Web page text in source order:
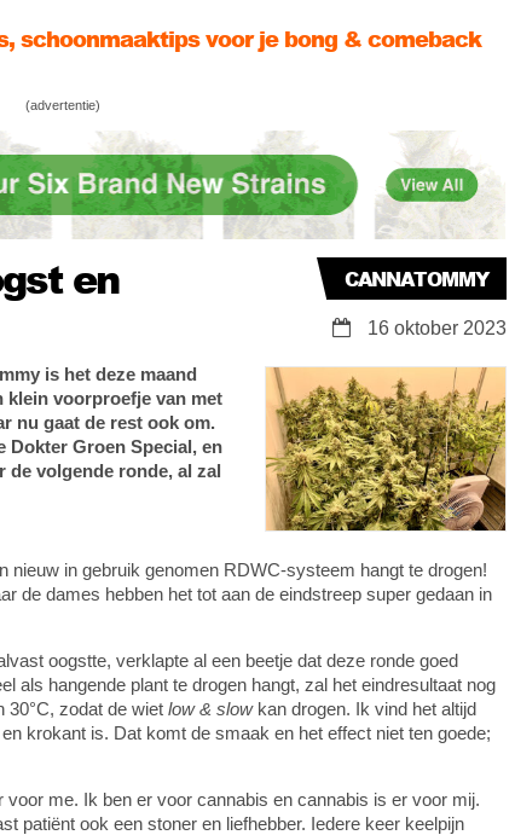
RDWC bloei- en bubbleverslag
een oogst & killer-lieveheersbeestjes
(advertentie)
en CANNATOMMY
16 oktober 2023
is het deze maand
klein voorproefje van met
nu gaat de rest ook om.
Dokter Groen Special, en
de volgende ronde, al zal
nieuw in gebruik genomen RDWC-systeem hangt te drogen!
de dames hebben het tot aan de eindstreep super gedaan in
oogstte, verklapte al een beetje dat deze ronde goed
als hangende plant te drogen hangt, zal het eindresultaat nog
30°C, zodat de wiet low & slowkan drogen. Ik vind het altijd
krokant is. Dat komt de smaak en het effect niet ten goede;
me. Ik ben er voor cannabis en cannabis is er voor mij.
patiënt ook een stoner en liefhebber. Iedere keer keelpijn